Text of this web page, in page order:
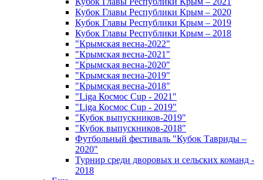
Кубок Главы Республики Крым – 2020
Кубок Главы Республики Крым – 2019
Кубок Главы Республики Крым – 2018
"Крымская весна-2022"
"Крымская весна-2021"
"Крымская весна-2020"
"Крымская весна-2019"
"Крымская весна-2018"
"Liga Космос Cup - 2021"
"Liga Космос Cup - 2019"
"Кубок выпускников-2019"
"Кубок выпускников-2018"
Футбольный фестиваль "Кубок Тавриды –
2020"
Турнир среди дворовых и сельских команд -
2018